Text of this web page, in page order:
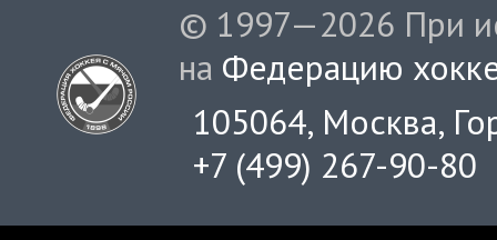
© 1997—2026 При
на Федерацию
105064, Москва,
+7 (499) 267-90-80